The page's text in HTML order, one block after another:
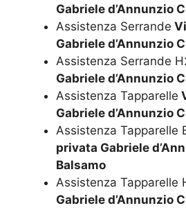
Gabriele d’Annunzio
Assistenza Serrande
Gabriele d’Annunzio
Assistenza Serrande
Gabriele d’Annunzio
Assistenza Tapparelle
Gabriele d’Annunzio
Assistenza Tapparelle
privata Gabriele
Balsamo
Assistenza Tapparelle
Gabriele d’Annunzio